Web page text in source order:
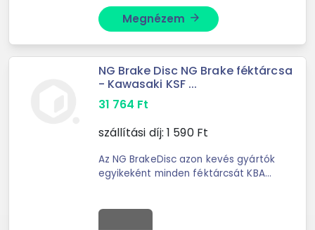
Megnézem arrow_forward
NG Brake Disc NG Brake féktárcsa
- Kawasaki KSF ...
31 764 Ft
szállítási díj: 1 590Ft
Az NG BrakeDisc azon kevés gyártók
egyikeként minden féktárcsát KBA
közlekedhetnek a közutakon. Minden